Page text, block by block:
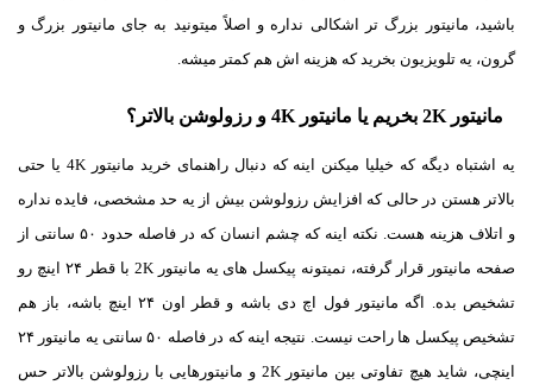
باشید، مانیتور بزرگ تر اشکالی نداره و اصلاً میتونید به جای مانیتور بزرگ و
گرون، یه تلویزیون بخرید که هزینه اش هم کمتر میشه.
مانیتور 2K بخریم یا مانیتور 4K و رزولوشن بالاتر؟
یه اشتباه دیگه که خیلیا میکنن اینه که دنبال راهنمای خرید مانیتور 4K یا حتی
بالاتر هستن در حالی که افزایش رزولوشن بیش از یه حد مشخصی، فایده نداره
و اتلاف هزینه هست. نکته اینه که چشم انسان که در فاصله حدود ۵۰ سانتی از
صفحه مانیتور قرار گرفته، نمیتونه پیکسل های یه مانیتور 2K با قطر ۲۴ اینچ رو
تشخیص بده. اگه مانیتور فول اچ دی باشه و قطر اون ۲۴ اینچ باشه، باز هم
تشخیص پیکسل ها راحت نیست. نتیجه اینه که در فاصله ۵۰ سانتی یه مانیتور ۲۴
اینچی، شاید هیچ تفاوتی بین مانیتور 2K و مانیتورهایی با رزولوشن بالاتر حس